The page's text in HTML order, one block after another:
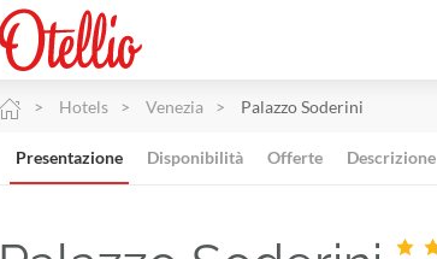
Hotels Venezia Palazzo Soderini
Presentazione Disponibilità Offerte Descrizione